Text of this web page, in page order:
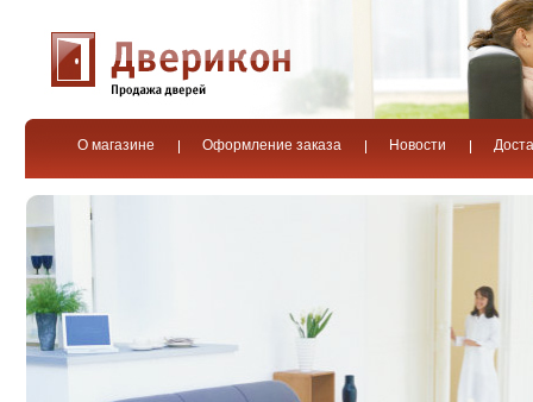
О магазине Оформление заказа Новости